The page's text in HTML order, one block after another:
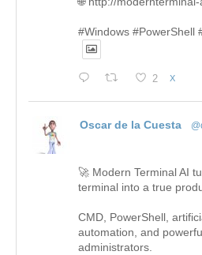
#Windows #PowerShell
2 X
Oscar de la Cuesta
🚀 Modern Terminal AI
terminal into a true
CMD, PowerShell,
automation, and
administrators.